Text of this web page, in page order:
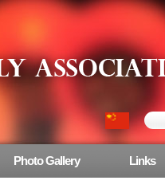
Photo Gallery Links